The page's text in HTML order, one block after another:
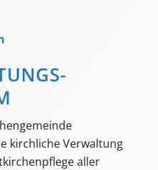
kirchliche Verwaltung
aller